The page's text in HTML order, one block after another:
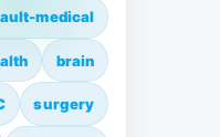
medical
brain
surgery